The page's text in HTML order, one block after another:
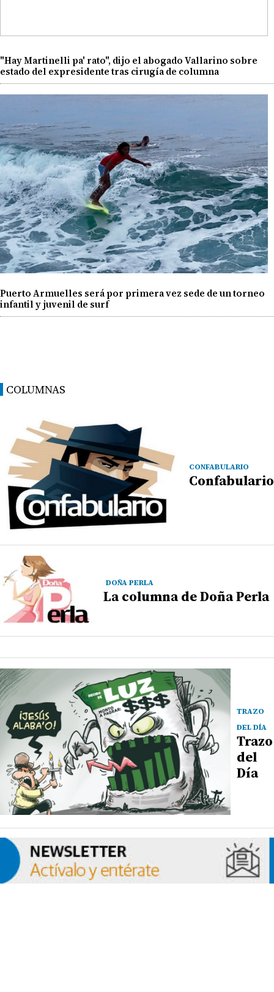
"Hay Martinelli pa' rato", dijo el abogado Vallarino sobre
estado del expresidente tras cirugía de columna
Puerto Armuelles será por primera vez sede de un torneo
infantil y juvenil de surf
COLUMNAS
CONFABULARIO
Confabulario
DOÑA PERLA
La columna de Doña Perla
TRAZO
DEL DÍA
Trazo
del
Día